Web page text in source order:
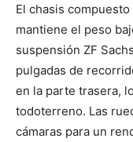
El chasis
mantiene el peso
suspensión ZF
pulgadas de
en la parte trasera,
todoterreno. Las
cámaras para un